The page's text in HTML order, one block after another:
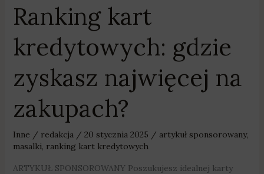
Ranking kart
kredytowych: gdzie
zyskasz najwięcej na
zakupach?
Inne / redakcja / 20 stycznia 2025 / artykuł sponsorowany,
masalki, ranking kart kredytowych
ARTYKUŁ SPONSOROWANY Poszukujesz idealnej karty